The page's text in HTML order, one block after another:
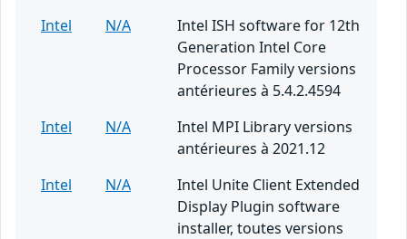
Intel
N/A
Intel ISH software for 12th
Generation Intel Core
Processor Family versions
antérieures à 5.4.2.4594
Intel
N/A
Intel MPI Library versions
antérieures à 2021.12
Intel
N/A
Intel Unite Client Extended
Display Plugin software
installer, toutes versions